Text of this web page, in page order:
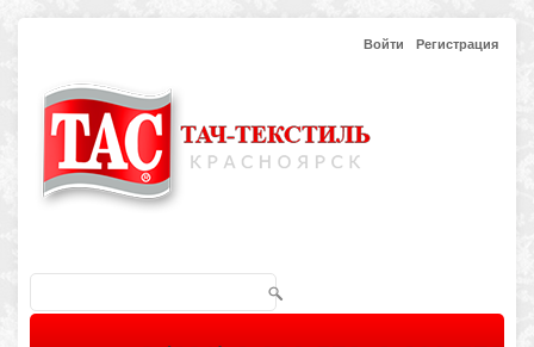
Войти Регистрация